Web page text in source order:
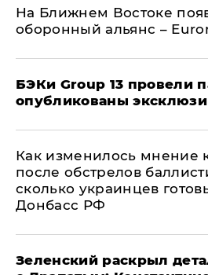
На Ближнем Востоке
оборонный альянс –
​БЭКи Group 13 провели
опубликованы
Как изменилось мнение
после обстрелов
сколько украинцев
Донбасс РФ
​Зеленский раскрыл